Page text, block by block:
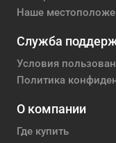
Наше
Служба
Условия
Политика
О компании
Где купить